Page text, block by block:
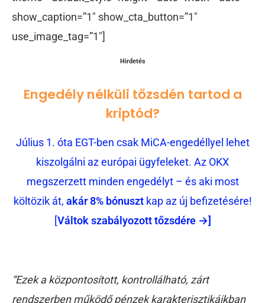
show_caption=”1″ show_cta_button=”1″
use_image_tag=”1″]
Hirdetés
Engedély nélküli tőzsdén tartod a
kriptód?
Július 1. óta EGT-ben csak MiCA-engedéllyel lehet
kiszolgálni az európai ügyfeleket. Az OKX
megszerzett minden engedélyt – és aki most
költözik át, akár 8% bónusztkap az új befizetésére!
[Váltok szabályozott tőzsdére →]
“Ezek a központosított, kontrollálható, zárt
rendszerben működő pénzek karakterisztikáikban